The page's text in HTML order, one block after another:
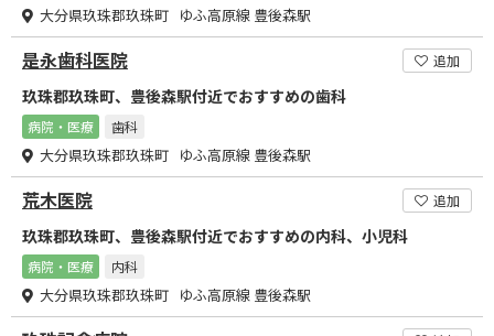
大分県玖珠郡玖珠町 ゆふ高原線 豊後森駅
是永歯科医院 追加
玖珠郡玖珠町、豊後森駅付近でおすすめの歯科
病院・医療 歯科
大分県玖珠郡玖珠町 ゆふ高原線 豊後森駅
荒木医院 追加
玖珠郡玖珠町、豊後森駅付近でおすすめの内科、小児科
病院・医療 内科
大分県玖珠郡玖珠町 ゆふ高原線 豊後森駅